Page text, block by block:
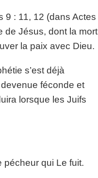
9 : 11, 12 (dans Actes
de Jésus, dont la mort
la paix avec Dieu.
s’est déjà
féconde et
lorsque les Juifs
pécheur qui Le fuit.